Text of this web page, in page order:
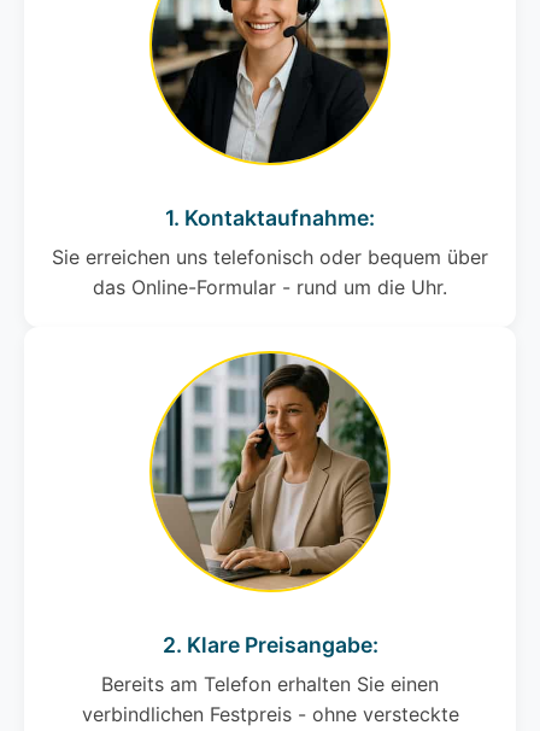
1. Kontaktaufnahme:
Sie erreichen uns telefonisch oder bequem über
das Online-Formular - rund um die Uhr.
2. Klare Preisangabe:
Bereits am Telefon erhalten Sie einen
verbindlichen Festpreis - ohne versteckte